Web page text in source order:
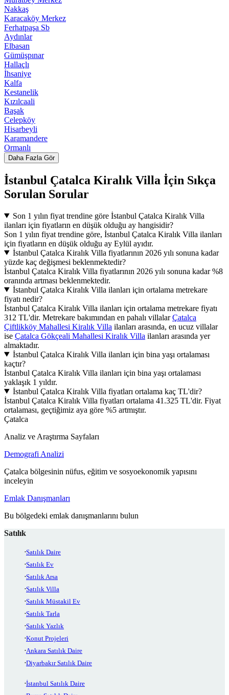
Nakkaş
Karacaköy Merkez
Ferhatpaşa Sb
Aydınlar
Elbasan
Gümüşpınar
Hallaçlı
İhsaniye
Kalfa
Kestanelik
Kızılcaali
Başak
Celepköy
Hisarbeyli
Karamandere
Ormanlı
Daha Fazla Gör
İstanbul Çatalca Kiralık Villa İçin Sıkça
Sorulan Sorular
Son 1 yılın fiyat trendine göre İstanbul Çatalca Kiralık Villa
ilanları için fiyatların en düşük olduğu ay hangisidir?
Son 1 yılın fiyat trendine göre, İstanbul Çatalca Kiralık Villa ilanları
için fiyatların en düşük olduğu ay Eylül ayıdır.
İstanbul Çatalca Kiralık Villa fiyatlarının 2026 yılı sonuna kadar
yüzde kaç değişmesi beklenmektedir?
İstanbul Çatalca Kiralık Villa fiyatlarının 2026 yılı sonuna kadar %8
oranında artması beklenmektedir.
İstanbul Çatalca Kiralık Villa ilanları için ortalama metrekare
fiyatı nedir?
İstanbul Çatalca Kiralık Villa ilanları için ortalama metrekare fiyatı
312 TL'dir. Metrekare bakımından en pahalı villalarÇatalca
Çiftlikköy Mahallesi Kiralık Villa ilanları arasında, en ucuz villalar
ise Çatalca Gökçeali Mahallesi Kiralık Villa ilanları arasında yer
almaktadır.
İstanbul Çatalca Kiralık Villa ilanları için bina yaşı ortalaması
kaçtır?
İstanbul Çatalca Kiralık Villa ilanları için bina yaşı ortalaması
yaklaşık 1 yıldır.
İstanbul Çatalca Kiralık Villa fiyatları ortalama kaç TL'dir?
İstanbul Çatalca Kiralık Villa fiyatları ortalama 41.325 TL'dir. Fiyat
ortalaması, geçtiğimiz aya göre %5 artmıştır.
Çatalca
Analiz ve Araştırma Sayfaları
Demografi Analizi
Çatalca bölgesinin nüfus, eğitim ve sosyoekonomik yapısını
inceleyin
Emlak Danışmanları
Bu bölgedeki emlak danışmanlarını bulun
Satılık
Satılık Daire
Satılık Ev
Satılık Arsa
Satılık Villa
Satılık Müstakil Ev
Satılık Tarla
Satılık Yazlık
Konut Projeleri
Ankara Satılık Daire
Diyarbakır Satılık Daire
İstanbul Satılık Daire